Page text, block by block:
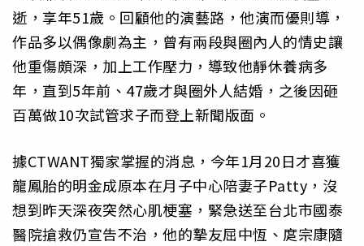
逝，享年51歲。回顧他的演藝路，他演而優則導，
作品多以偶像劇為主，曾有兩段與圈內人的情史讓
他重傷頗深，加上工作壓力，導致他靜休養病多
年，直到5年前、47歲才與圈外人結婚，之後因砸
百萬做10次試管求子而登上新聞版面。
據CTWANT獨家掌握的消息，今年1月20日才喜獲
龍鳳胎的明金成原本在月子中心陪妻子Patty，沒
想到昨天深夜突然心肌梗塞，緊急送至台北市國泰
醫院搶救仍宣告不治，他的摯友屈中恆、庹宗康隨